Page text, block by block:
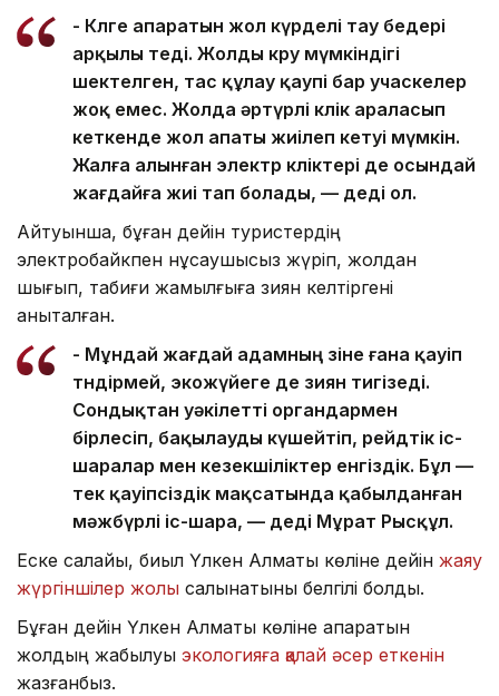
- Көлге апаратын жол күрделі тау бедері
арқылы өтеді. Жолды көру мүмкіндігі
шектелген, тас құлау қаупі бар учаскелер
жоқ емес. Жолда әртүрлі көлік араласып
кеткенде жол апаты жиілеп кетуі мүмкін.
Жалға алынған электр көліктері де осындай
жағдайға жиі тап болады, — деді ол.
Айтуынша, бұған дейін туристердің
электробайкпен нұсқаушысыз жүріп, жолдан
шығып, табиғи жамылғыға зиян келтіргені
анықталған.
- Мұндай жағдай адамның өзіне ғана қауіп
төндірмей, экожүйеге де зиян тигізеді.
Сондықтан уәкілетті органдармен
бірлесіп, бақылауды күшейтіп, рейдтік іс-
шаралар мен кезекшіліктер енгіздік. Бұл —
тек қауіпсіздік мақсатында қабылданған
мәжбүрлі іс-шара, — деді Мұрат Рысқұл.
Еске салайық, биыл Үлкен Алматы көліне дейін жаяу
жүргіншілер жолы салынатыны белгілі болды.
Бұған дейін Үлкен Алматы көліне апаратын
жолдың жабылуы экологияға қалай әсер еткенін
жазғанбыз.